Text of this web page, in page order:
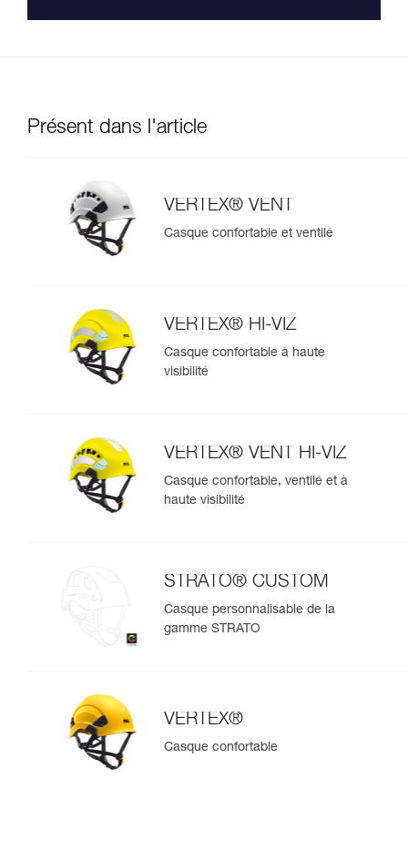
Présent dans l'article
VERTEX® VENT
Casque confortable et ventilé
VERTEX® HI-VIZ
Casque confortable à haute
visibilité
VERTEX® VENT HI-VIZ
Casque confortable, ventilé et à
haute visibilité
STRATO® CUSTOM
Casque personnalisable de la
gamme STRATO
VERTEX®
Casque confortable